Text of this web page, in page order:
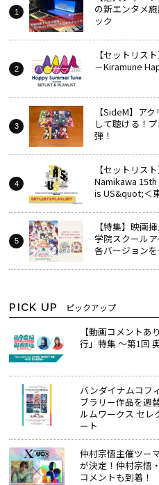
の新エンタメ
ック
【セットリス
－Kiramune
【SideM】ア
して聴ける！
弾！
【セットリス
Namikawa
is US&quot;＜
【特集】映画
学院スクール
各バージョン
PICK UP ピックアップ
【動画コメントあ
行」特集 ～第1回
バンダイナムコフ
ブラリー作品を週
ルムワークス セレ
ート
仲村宗悟主催ツー
が決定！仲村宗悟
コメントも到着！